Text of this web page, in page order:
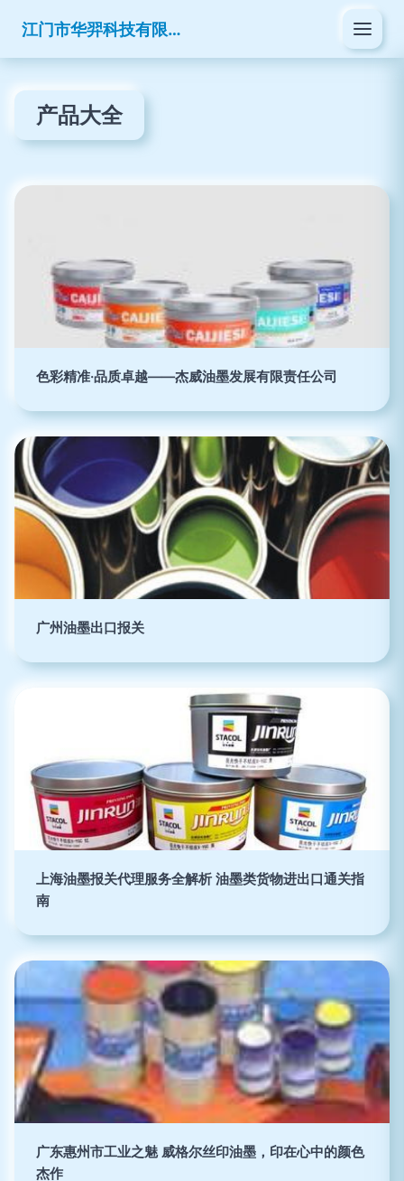
江门市华羿科技有限公司
产品大全
色彩精准·品质卓越——杰威油墨发展有限责任公司
广州油墨出口报关
上海油墨报关代理服务全解析 油墨类货物进出口通关指
南
广东惠州市工业之魅 威格尔丝印油墨，印在心中的颜色
杰作